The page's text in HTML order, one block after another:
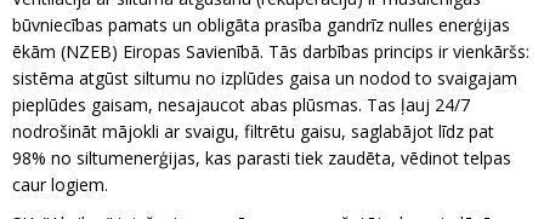
būvniecības pamats un obligāta prasība gandrīz nulles enerģijas
ēkām (NZEB) Eiropas Savienībā. Tās darbības princips ir vienkāršs:
sistēma atgūst siltumu no izplūdes gaisa un nodod to svaigajam
pieplūdes gaisam, nesajaucot abas plūsmas. Tas ļauj 24/7
nodrošināt mājokli ar svaigu, filtrētu gaisu, saglabājot līdz pat
98% no siltumenerģijas, kas parasti tiek zaudēta, vēdinot telpas
caur logiem.